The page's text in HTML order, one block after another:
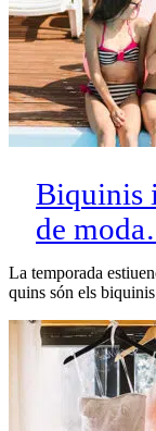
Biquinis
de
La temporada
quins són els